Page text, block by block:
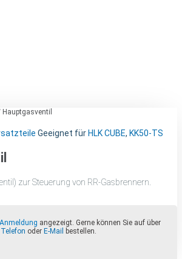
Hauptgasventil
Geeignet für HLK CUBE, KK50-TS
zur Steuerung von RR-Gasbrennern.
Anmeldung angezeigt. Gerne können Sie auf über
Telefon oder E-Mail
bestellen.